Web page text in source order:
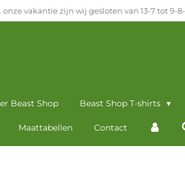
onze vakantie zijn wij gesloten van 13-7 tot 9-
Beast Shop Beast Shop T-shirts
Maattabellen Contact